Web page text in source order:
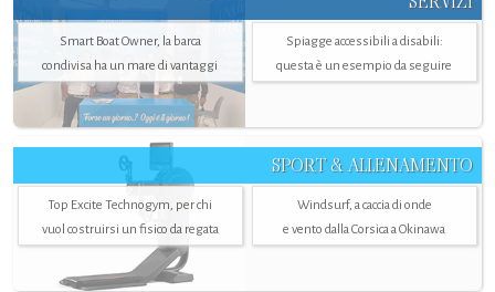
Smart Boat Owner, la barca
condivisa ha un mare di vantaggi
Spiagge accessibili a disabili:
questa è un esempio da seguire
SPORT & ALLENAMENTO
Top Excite Technogym, per chi
vuol costruirsi un fisico da regata
Windsurf, a caccia di onde
e vento dalla Corsica a Okinawa